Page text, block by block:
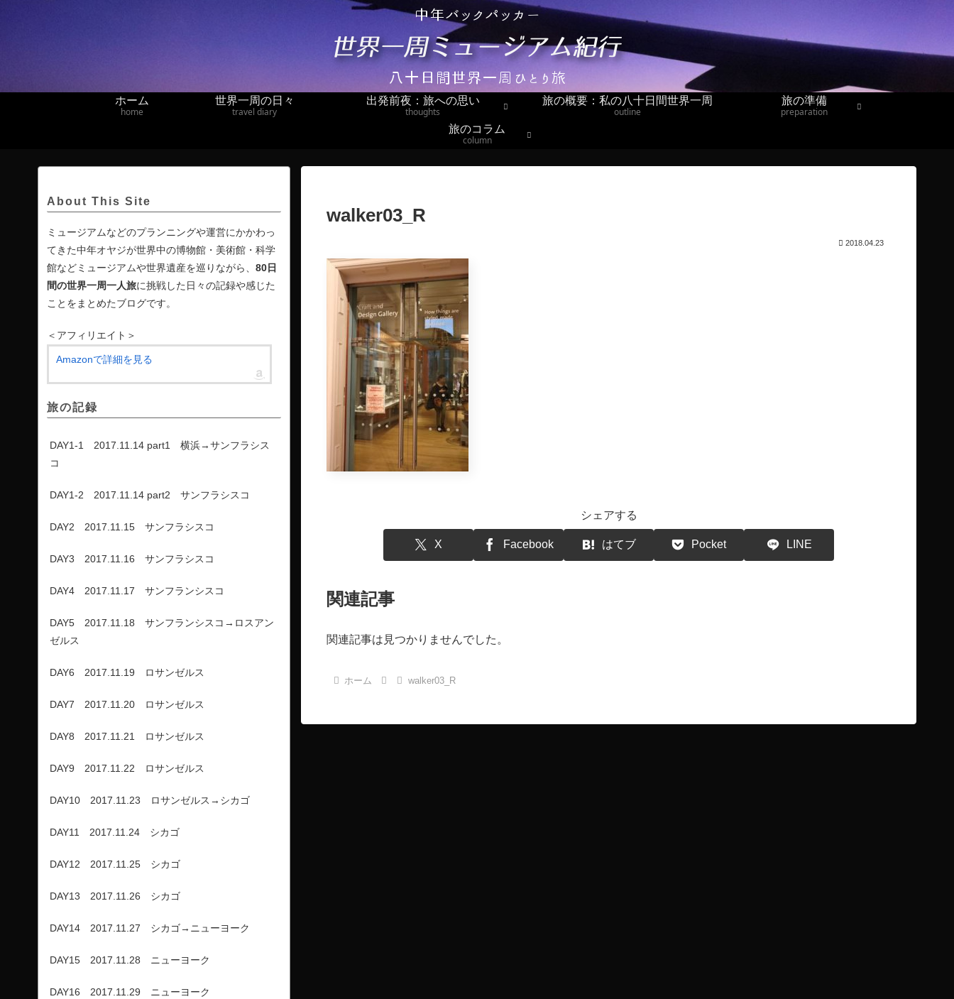
ホーム
home
世界一周の日々
travel diary
出発前夜：旅への思い
thoughts
旅の概要：私の八十日間世界一周
outline
旅の準備
preparation
旅のコラム
column
walker03_R
2018.04.23
シェアする
X Facebook はてブ Pocket LINE
関連記事
関連記事は見つかりませんでした。
ホーム walker03_R
About This Site
ミュージアムなどのプランニングや運営にかかわっ
てきた中年オヤジが世界中の博物館・美術館・科学
館などミュージアムや世界遺産を巡りながら、 80日
間の世界一周一人旅に挑戦した日々の記録や感じた
ことをまとめたブログです。
＜アフィリエイト＞
Amazonで詳細を見る
旅の記録
DAY1-1 2017.11.14 part1 横浜→サンフラシス
コ
DAY1-2 2017.11.14 part2 サンフラシスコ
DAY2 2017.11.15 サンフラシスコ
DAY3 2017.11.16 サンフラシスコ
DAY4 2017.11.17 サンフランシスコ
DAY5 2017.11.18 サンフランシスコ→ロスアン
ゼルス
DAY6 2017.11.19 ロサンゼルス
DAY7 2017.11.20 ロサンゼルス
DAY8 2017.11.21 ロサンゼルス
DAY9 2017.11.22 ロサンゼルス
DAY10 2017.11.23 ロサンゼルス→シカゴ
DAY11 2017.11.24 シカゴ
DAY12 2017.11.25 シカゴ
DAY13 2017.11.26 シカゴ
DAY14 2017.11.27 シカゴ→ニューヨーク
DAY15 2017.11.28 ニューヨーク
DAY16 2017.11.29 ニューヨーク